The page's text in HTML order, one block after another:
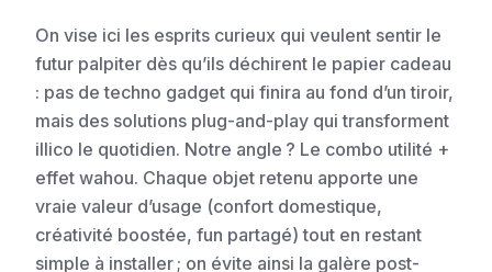
On vise ici les esprits curieux qui veulent sentir le
futur palpiter dès qu’ils déchirent le papier cadeau
: pas de techno gadget qui finira au fond d’un tiroir,
mais des solutions plug-and-play qui transforment
illico le quotidien. Notre angle ? Le combo utilité +
effet wahou. Chaque objet retenu apporte une
vraie valeur d’usage (confort domestique,
créativité boostée, fun partagé) tout en restant
simple à installer ; on évite ainsi la galère post-